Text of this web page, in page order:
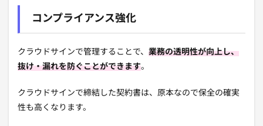
コンプライアンス強化
クラウドサインで管理することで、 業務の透明性が向上し、
抜け・漏れを防ぐことができます。
クラウドサインで締結した契約書は、原本なので保全の確実
性も高くなります。